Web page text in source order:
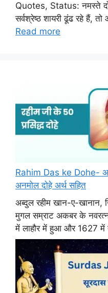
Quotes, Status: नमस्ते
सर्वश्रेष्ठ शायरी ढूंढ रहे हैं,
Read more
Rahim Das ke Dohe-
अनमोल दोहे अर्थ सहित
अब्दुल रहीम खान-ए-खानान,
मुगल सम्राट अकबर के
में लाहौर में हुआ और 1627 में